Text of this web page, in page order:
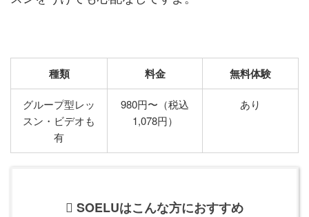
種類 料金 無料体験
グループ型レッ
スン・ビデオも
有
980円〜（税込
1,078円）
あり
SOELUはこんな方におすすめ